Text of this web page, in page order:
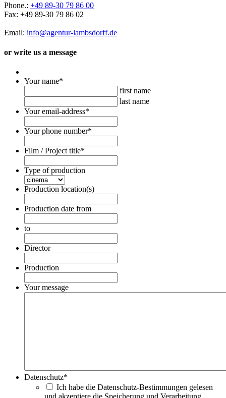
Phone.: +49 89-30 79 86 00
Fax: +49 89-30 79 86 02
Email: info@agentur-lambsdorff.de
or write us a message
Your name*
first name
last name
Your email-address*
Your phone number*
Film / Project title*
Type of production
Production location(s)
Production date from
Format:
DD
dot
MM
dot
YYYY
to
Format:
DD
dot
MM
dot
YYYY
Director
Production
Your message
Datenschutz*
Ich habe die Datenschutz-Bestimmungen gelesen